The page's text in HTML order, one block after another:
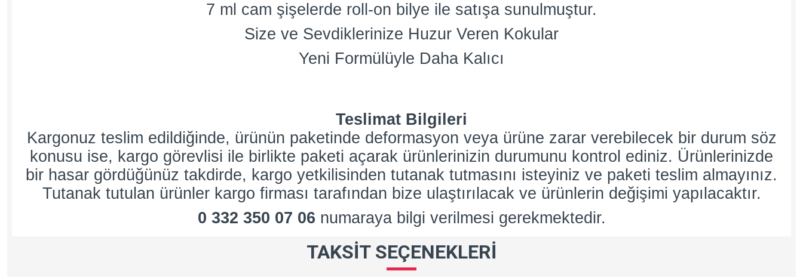
7 ml cam şişelerde roll-on bilye ile satışa sunulmuştur.
Size ve Sevdiklerinize Huzur Veren Kokular
Yeni Formülüyle Daha Kalıcı
Teslimat Bilgileri
Kargonuz teslim edildiğinde, ürünün paketinde deformasyon veya ürüne zarar verebilecek bir durum söz
konusu ise, kargo görevlisi ile birlikte paketi açarak ürünlerinizin durumunu kontrol ediniz. Ürünlerinizde
bir hasar gördüğünüz takdirde, kargo yetkilisinden tutanak tutmasını isteyiniz ve paketi teslim almayınız.
Tutanak tutulan ürünler kargo firması tarafından bize ulaştırılacak ve ürünlerin değişimi yapılacaktır.
0 332 350 07 06 numaraya bilgi verilmesi gerekmektedir.
TAKSIT SEÇENEKLERI